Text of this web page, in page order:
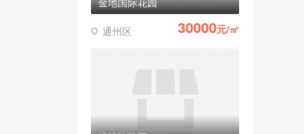
通州区 30000元/㎡